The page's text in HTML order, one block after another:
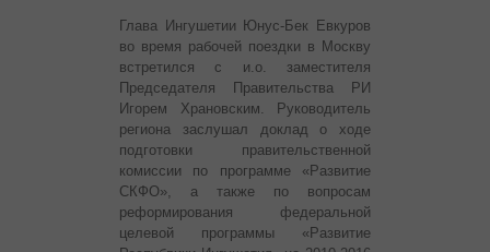
Глава Ингушетии Юнус-Бек Евкуров
во время рабочей поездки в Москву
встретился с и.о. заместителя
Председателя Правительства РИ
Игорем Храновским. Руководитель
региона заслушал доклад о ходе
подготовки правительственной
комиссии по программе «Развитие
СКФО», а также по вопросам
реформирования федеральной
целевой программы «Развитие